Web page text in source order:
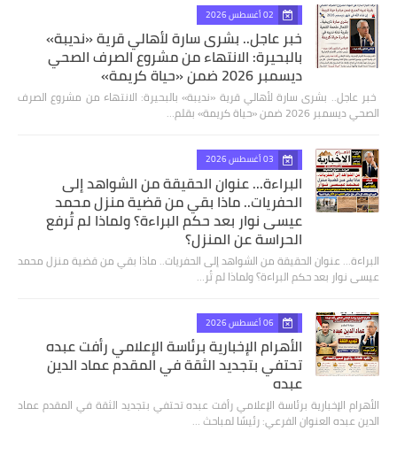
02 أغسطس 2026
خبر عاجل.. بشرى سارة لأهالي قرية «نديبة»
بالبحيرة: الانتهاء من مشروع الصرف الصحي
ديسمبر 2026 ضمن «حياة كريمة»
​ خبر عاجل.. بشرى سارة لأهالي قرية «نديبة» بالبحيرة: الانتهاء من مشروع الصرف
الصحي ديسمبر 2026 ضمن «حياة كريمة» بقلم…
03 أغسطس 2026
البراءة... عنوان الحقيقة من الشواهد إلى
الحفريات.. ماذا بقي من قضية منزل محمد
عيسى نوار بعد حكم البراءة؟ ولماذا لم تُرفع
الحراسة عن المنزل؟
البراءة... عنوان الحقيقة من الشواهد إلى الحفريات.. ماذا بقي من قضية منزل محمد
عيسى نوار بعد حكم البراءة؟ ولماذا لم تُر…
06 أغسطس 2026
الأهرام الإخبارية برئاسة الإعلامي رأفت عبده
تحتفي بتجديد الثقة في المقدم عماد الدين
عبده
الأهرام الإخبارية برئاسة الإعلامي رأفت عبده تحتفي بتجديد الثقة في المقدم عماد
الدين عبده العنوان الفرعي: رئيسًا لمباحث …